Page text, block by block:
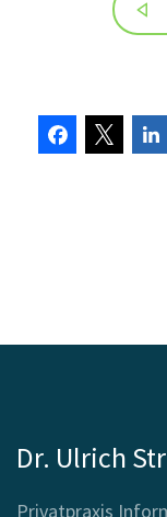
Dr. Ulrich
Privatpraxis